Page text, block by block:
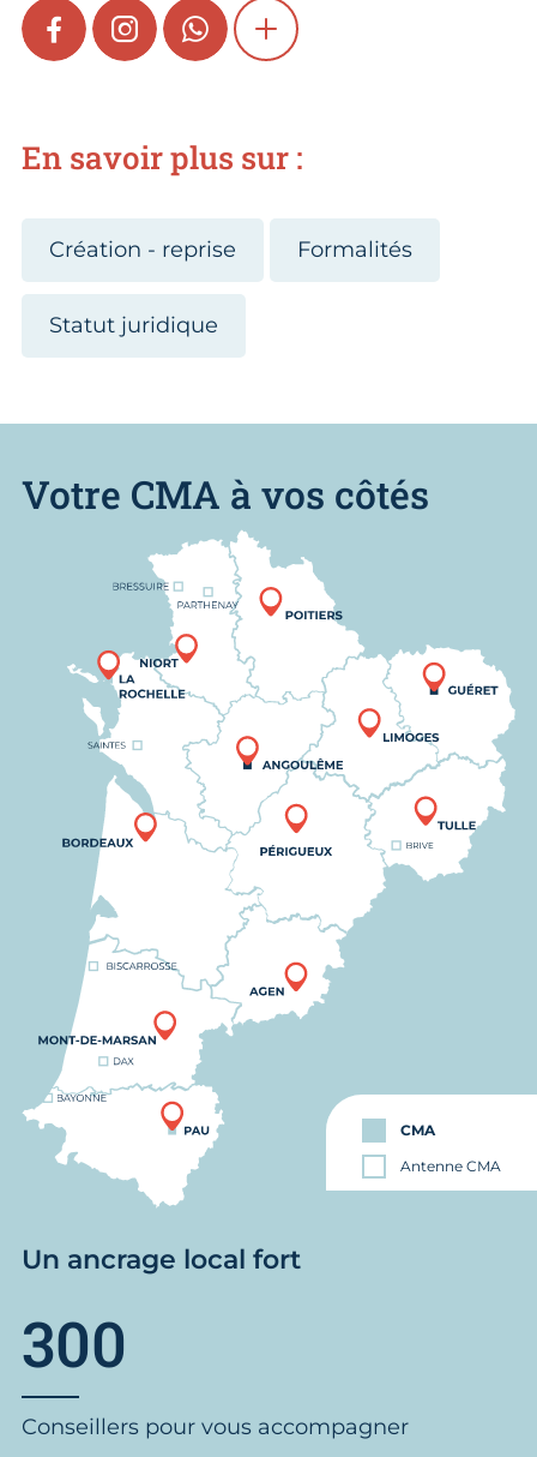
FACEBOOKINSTAGRAMWHATSAPPSHOW MORE
En savoir plus sur :
Création - reprise Formalités
Statut juridique
Votre CMA à vos côtés
CMA
Antenne CMA
Un ancrage local fort
300
Conseillers pour vous accompagner